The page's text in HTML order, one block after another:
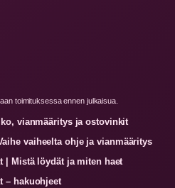
toimituksessa ennen julkaisua.
vianmääritys ja ostovinkit
vaiheelta ohje ja vianmääritys
| Mistä löydät ja miten haet
– hakuohjeet